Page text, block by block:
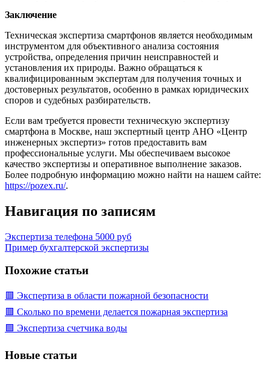
Заключение
Техническая экспертиза смартфонов является необходимым
инструментом для объективного анализа состояния
устройства, определения причин неисправностей и
установления их природы. Важно обращаться к
квалифицированным экспертам для получения точных и
достоверных результатов, особенно в рамках юридических
споров и судебных разбирательств.
Если вам требуется провести техническую экспертизу
смартфона в Москве, наш экспертный центр АНО «Центр
инженерных экспертиз» готов предоставить вам
профессиональные услуги. Мы обеспечиваем высокое
качество экспертизы и оперативное выполнение заказов.
Более подробную информацию можно найти на нашем сайте:
https://pozex.ru/.
Навигация по записям
Экспертиза телефона 5000 руб
Пример бухгалтерской экспертизы
Похожие статьи
🟥 Экспертиза в области пожарной безопасности
🟥 Сколько по времени делается пожарная экспертиза
🟩 Экспертиза счетчика воды
Новые статьи